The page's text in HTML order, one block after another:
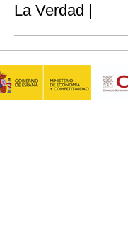
La Verdad |